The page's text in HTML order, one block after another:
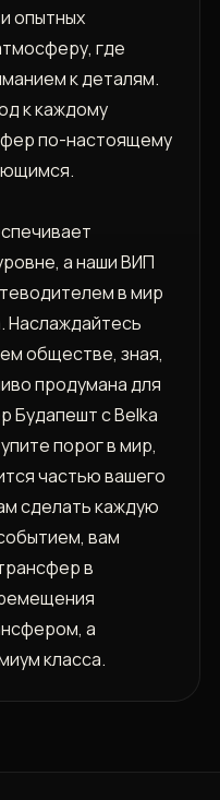
опытных
где
к деталям.
к каждому
по-настоящему
а наши ВИП
в мир
Наслаждайтесь
обществе, зная,
продумана для
Будапешт с Belka
порог в мир,
частью вашего
сделать каждую
вам
в
а
класса.